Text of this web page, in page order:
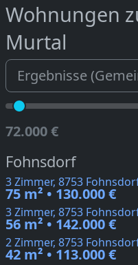
Wohnungen
Murtal
72.000 €
Fohnsdorf
3 Zimmer, 8753
75 m² • 130.000 €
3 Zimmer, 8753
56 m² • 142.000 €
2 Zimmer, 8753
42 m² • 113.000 €